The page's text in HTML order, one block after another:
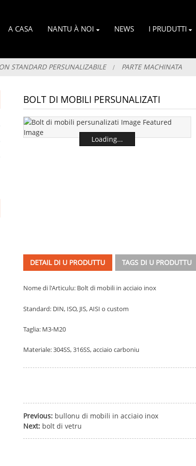
A CASA NANTU À NOI NEWS I PRUDUTTI
STANDARD PERSUNALIZABILE PARTE MACHINATA
BOLT DI MOBILI PERSUNALIZATI
Loading...
DETAIL DI U PRODUTTU TAGS DI U PRODUTTU
Nome di l'Articulu: Bolt di mobili in acciaio inox
Standard: DIN, ISO, JIS, AISI o custom
Taglia: M3-M20
Materiale: 304SS, 316SS, acciaio carboniu
Previous: bullonu di mobili in acciaio inox
Next: bolt di vetru